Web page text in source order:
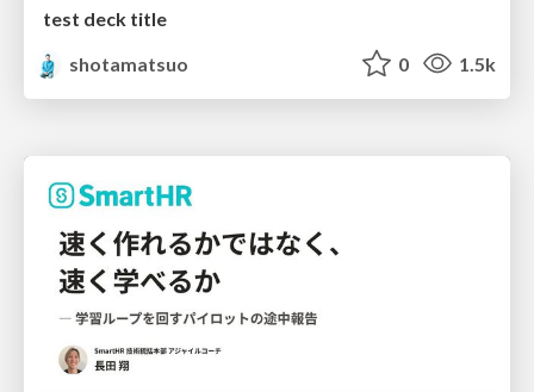
test deck title
shotamatsuo
0 1.5k